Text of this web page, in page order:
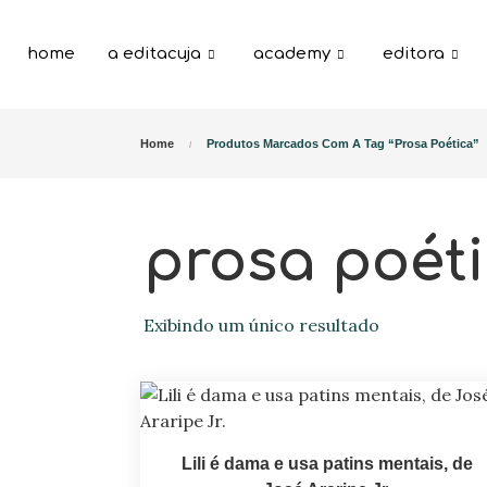
home a editacuja academy editora
Home Produtos Marcados Com A Tag “prosa Poética”
prosa
Exibindo um único resultado
Lili é dama e usa patins mentais, de